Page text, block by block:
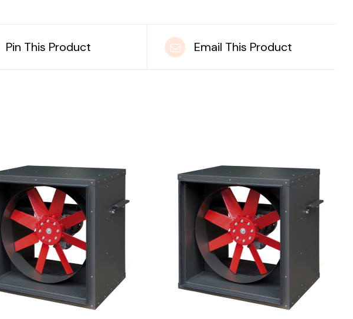
Pin This Product Email This Product
DETAILS DETAILS